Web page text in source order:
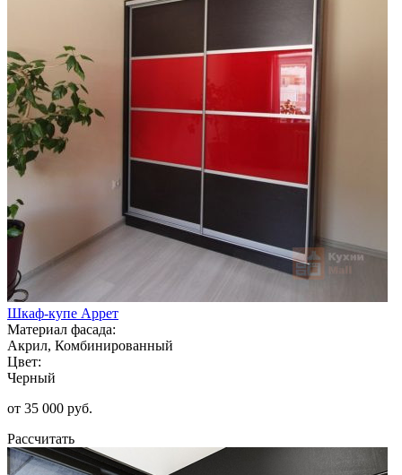
Шкаф-купе Аррет
Материал фасада:
Акрил, Комбинированный
Цвет:
Черный
от 35 000 руб.
Рассчитать